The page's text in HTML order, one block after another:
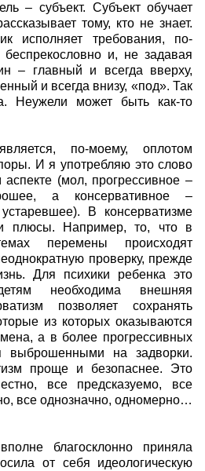
– субъект. Субъект обучает
тому, кто не знает.
исполняет требования, по-
беспрекословно и, не задавая
– главный и всегда вверху,
и всегда внизу, «под». Так
Неужели может быть как-то
по-моему, оплотом
И я употребляю это слово
(мол, прогрессивное –
а консервативное –
В консерватизме
плюсы. Например, то, что в
перемены происходят
проверку, прежде
Для психики ребенка это
необходима внешняя
позволяет сохранять
из которых оказываются
а в более прогрессивных
выброшенными на задворки.
проще и безопаснее. Это
все предсказуемо, все
все однозначно, одномерно…
благосклонно приняла
от себя идеологическую